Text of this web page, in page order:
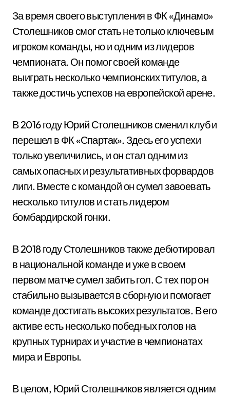
За время своего выступления в ФК «Динамо»
Столешников смог стать не только ключевым
игроком команды, но и одним из лидеров
чемпионата. Он помог своей команде
выиграть несколько чемпионских титулов, а
также достичь успехов на европейской арене.
В 2016 году Юрий Столешников сменил клуб и
перешел в ФК «Спартак». Здесь его успехи
только увеличились, и он стал одним из
самых опасных и результативных форвардов
лиги. Вместе с командой он сумел завоевать
несколько титулов и стать лидером
бомбардирской гонки.
В 2018 году Столешников также дебютировал
в национальной команде и уже в своем
первом матче сумел забить гол. С тех пор он
стабильно вызывается в сборную и помогает
команде достигать высоких результатов. В его
активе есть несколько победных голов на
крупных турнирах и участие в чемпионатах
мира и Европы.
В целом, Юрий Столешников является одним